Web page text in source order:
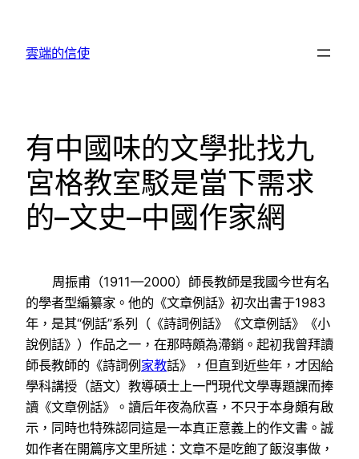
雲端的信使
有中國味的文學批找九
宮格教室駁是當下需求
的–文史–中國作家網
周振甫（1911—2000）師長教師是我國今世有名
的學者型編纂家。他的《文章例話》初次出書于1983
年，是其“例話”系列（《詩詞例話》《文章例話》《小
說例話》）作品之一，在那時頗為滯銷。起初我曾拜讀
師長教師的《詩詞例 家教話》，但直到近些年，才因給
學科講授（語文）教導碩士上一門現代文學專題課而捧
讀《文章例話》。讀后年夜為欣喜，不只于本身頗有啟
示，同時也特殊認同這是一本真正意義上的作文書。誠
如作者在開篇序文里所述：文章不是吃飽了飯沒事做，